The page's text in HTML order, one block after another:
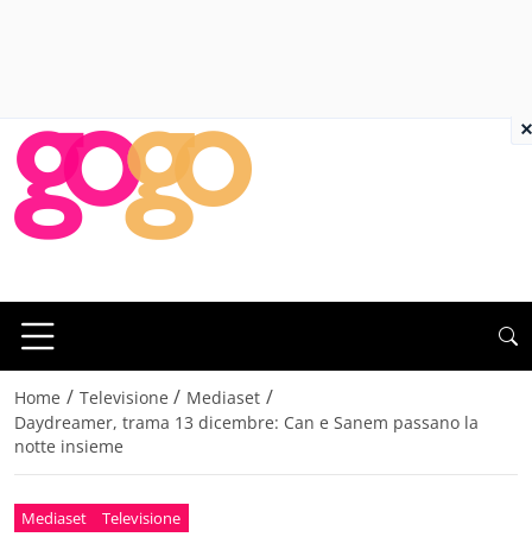
Home / Televisione / Mediaset /
Daydreamer, trama 13 dicembre: Can e Sanem passano la
notte insieme
Mediaset Televisione
×